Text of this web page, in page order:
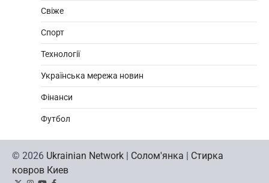
Свіже
Спорт
Технології
Українська мережа новин
Фінанси
Футбол
© 2026 Ukrainian Network Солом'янка
Стирка
ковров Киев